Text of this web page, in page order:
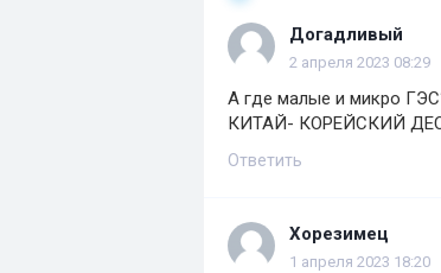
Догадливый
2 апреля 2023 08:29
А где малые и микро
КИТАЙ- КОРЕЙСКИЙ
Ответить
Хорезимец
1 апреля 2023 18:20